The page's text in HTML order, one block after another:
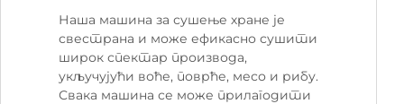
Наша машина за сушење хране је
свестрана и може ефикасно сушити
широк спектар производа,
укључујући воће, поврће, месо и рибу.
Свака машина се може прилагодити